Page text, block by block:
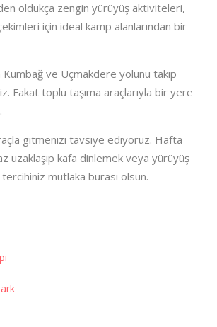
oldukça zengin yürüyüş aktiviteleri,
için ideal kamp alanlarından bir
ve Uçmakdere yolunu takip
Fakat toplu taşıma araçlarıyla bir yere
gitmenizi tavsiye ediyoruz. Hafta
uzaklaşıp kafa dinlemek veya yürüyüş
mutlaka burası olsun.